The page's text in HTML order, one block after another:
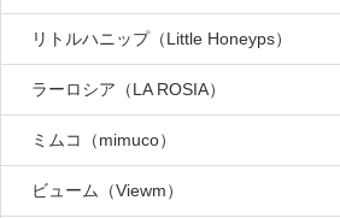
リトルハニップ（Little Honeyps）
ラーロシア（LA ROSIA）
ミムコ（mimuco）
ビューム（Viewm）